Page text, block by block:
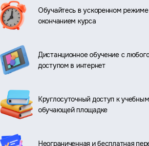
Обучайтесь в ускоренном
окончанием курса
Дистанционное обучение с
доступом в интернет
Круглосуточный доступ к
обучающей площадке
Неограниченная и бесплатная